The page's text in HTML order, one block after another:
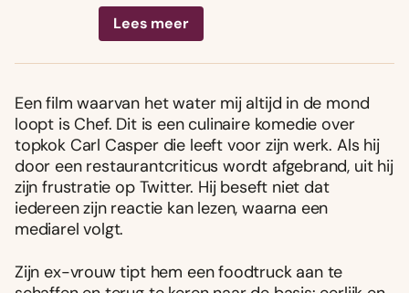
Lees meer
Een film waarvan het water mij altijd in de mond
loopt is Chef. Dit is een culinaire komedie over
topkok Carl Casper die leeft voor zijn werk. Als hij
door een restaurantcriticus wordt afgebrand, uit hij
zijn frustratie op Twitter. Hij beseft niet dat
iedereen zijn reactie kan lezen, waarna een
mediarel volgt.
Zijn ex-vrouw tipt hem een foodtruck aan te